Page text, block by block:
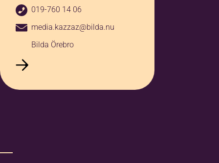
Berätta gärna mer om dina behov
och önskemål kopplat till
integration
019-760 14 06
media.kazzaz@bilda.nu
Bilda Örebro